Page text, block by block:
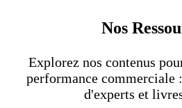
Nos
Explorez nos contenus
performance commerciale
d'experts et